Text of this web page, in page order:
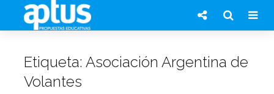
Etiqueta: Asociación Argentina de
Volantes